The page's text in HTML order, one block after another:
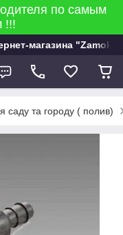
по самым
!!!
магазина "Zamok
саду та городу ( полив)